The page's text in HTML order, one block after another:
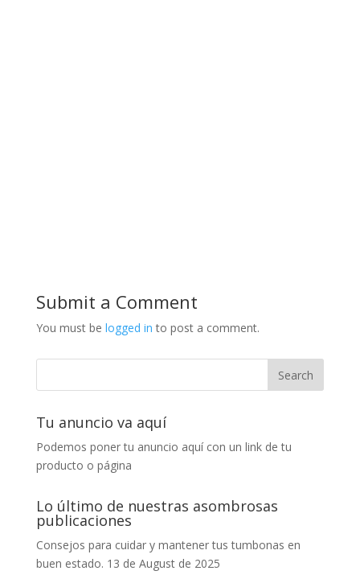
Submit a Comment
You must be logged in to post a comment.
Tu anuncio va aquí
Podemos poner tu anuncio aquí con un link de tu
producto o página
Lo último de nuestras asombrosas
publicaciones
Consejos para cuidar y mantener tus tumbonas en
buen estado. 13 de August de 2025